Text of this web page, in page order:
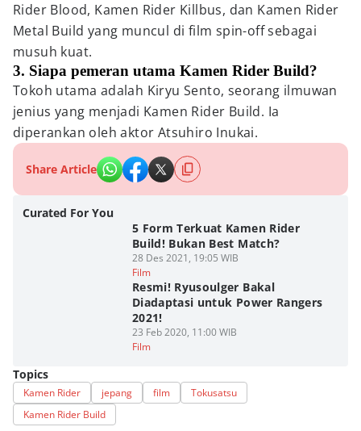
Rider Blood, Kamen Rider Killbus, dan Kamen Rider
Metal Build yang muncul di film spin-off sebagai
musuh kuat.
3. Siapa pemeran utama Kamen Rider Build?
Tokoh utama adalah Kiryu Sento, seorang ilmuwan
jenius yang menjadi Kamen Rider Build. Ia
diperankan oleh aktor Atsuhiro Inukai.
Share Article
Curated For You
5 Form Terkuat Kamen Rider
Build! Bukan Best Match?
28 Des 2021, 19:05 WIB
Film
Resmi! Ryusoulger Bakal
Diadaptasi untuk Power Rangers
2021!
23 Feb 2020, 11:00 WIB
Film
Topics
Kamen Rider jepang film
Tokusatsu
Kamen Rider Build